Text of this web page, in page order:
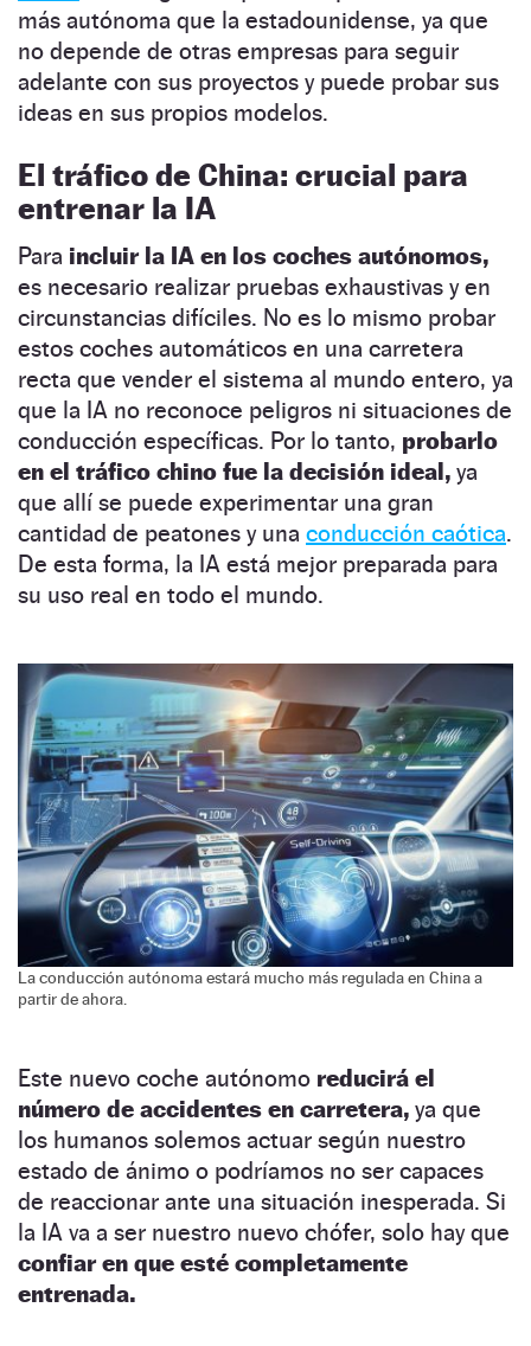
más autónoma que la estadounidense, ya que
no depende de otras empresas para seguir
adelante con sus proyectos y puede probar sus
ideas en sus propios modelos.
El tráfico de China: crucial para
entrenar la IA
Para incluir la IA en los coches autónomos,
es necesario realizar pruebas exhaustivas y en
circunstancias difíciles. No es lo mismo probar
estos coches automáticos en una carretera
recta que vender el sistema al mundo entero, ya
que la IA no reconoce peligros ni situaciones de
conducción específicas. Por lo tanto, probarlo
en el tráfico chino fue la decisión ideal, ya
que allí se puede experimentar una gran
cantidad de peatones y una conducción caótica.
De esta forma, la IA está mejor preparada para
su uso real en todo el mundo.
La conducción autónoma estará mucho más regulada en China a
partir de ahora.
Este nuevo coche autónomo reducirá el
número de accidentes en carretera, ya que
los humanos solemos actuar según nuestro
estado de ánimo o podríamos no ser capaces
de reaccionar ante una situación inesperada. Si
la IA va a ser nuestro nuevo chófer, solo hay que
confiar en que esté completamente
entrenada.